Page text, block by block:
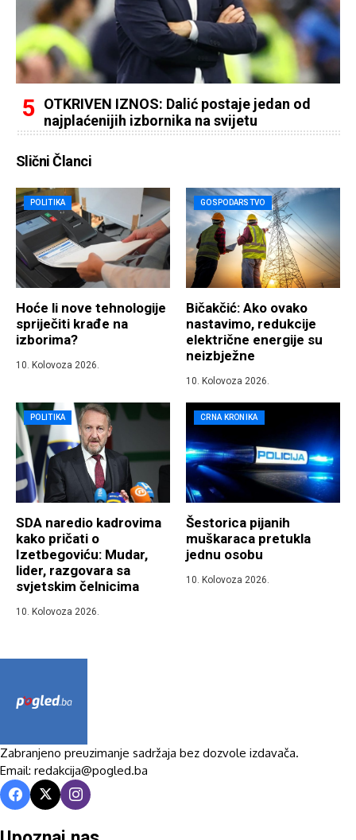
OTKRIVEN IZNOS: Dalić postaje jedan od
najplaćenijih izbornika na svijetu
Slični Članci
POLITIKA
Hoće li nove tehnologije
spriječiti krađe na
izborima?
10. Kolovoza 2026.
GOSPODARSTVO
Bičakčić: Ako ovako
nastavimo, redukcije
električne energije su
neizbježne
10. Kolovoza 2026.
POLITIKA
SDA naredio kadrovima
kako pričati o
Izetbegoviću: Mudar,
lider, razgovara sa
svjetskim čelnicima
10. Kolovoza 2026.
CRNA KRONIKA
Šestorica pijanih
muškaraca pretukla
jednu osobu
10. Kolovoza 2026.
Zabranjeno preuzimanje sadržaja bez dozvole izdavača.
Email: redakcija@pogled.ba